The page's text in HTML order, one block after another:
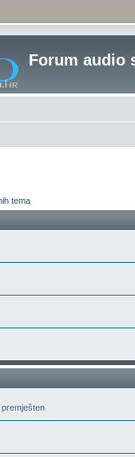
Forum audio
tema